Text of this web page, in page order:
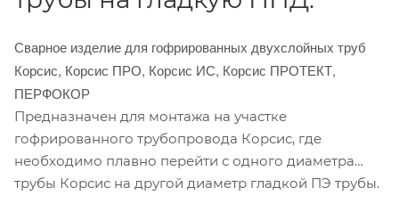
Сварное изделие для гофрированных двухслойных труб
Корсис, Корсис ПРО, Корсис ИС, Корсис ПРОТЕКТ,
ПЕРФОКОР
Предназначен для монтажа на участке
гофрированного трубопровода Корсис, где
необходимо плавно перейти с одного диаметра
трубы Корсис на другой диаметр гладкой ПЭ трубы.